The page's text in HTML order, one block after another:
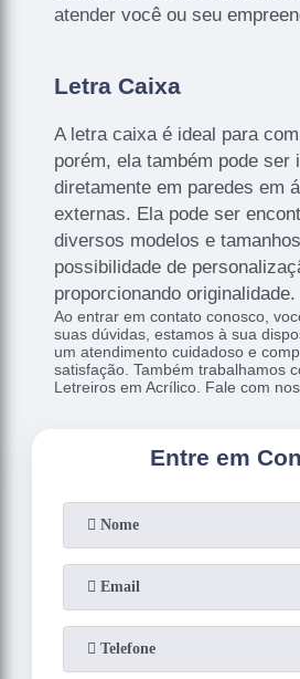
atender você ou seu
Letra Caixa
A letra caixa é ideal para
porém, ela também pode ser
diretamente em paredes em
externas. Ela pode ser
diversos modelos e
possibilidade de
proporcionando originalidade.
Ao entrar em contato conosco,
suas dúvidas, estamos à sua
um atendimento cuidadoso e
satisfação. Também trabalhamos
Letreiros em Acrílico. Fale com
Entre em